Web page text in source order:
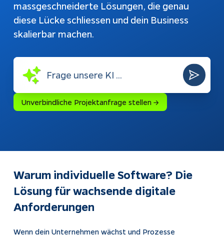
massgeschneiderte Lösungen, die genau
diese Lücke schliessen und dein Business
skalierbar machen.
Unverbindliche Projektanfrage stellen →
Warum individuelle Software? Die
Lösung für wachsende digitale
Anforderungen
Wenn dein Unternehmen wächst und Prozesse
Webshops
Weiterentwicklung